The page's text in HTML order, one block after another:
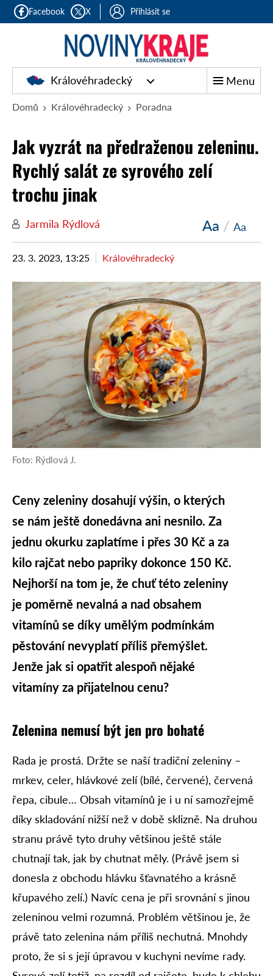
Facebook X Přihlásit se
Královéhradecký Menu
Domů Královéhradecký Poradna
Jak vyzrát na předraženou zeleninu.
Rychlý salát ze syrového zelí
trochu jinak
Jarmila Rýdlová Aa / Aa
23. 3. 2023, 13:25 Královéhradecký
Foto: Rýdlová J.
Ceny zeleniny dosahují výšin, o kterých
se nám ještě donedávna ani nesnilo. Za
jednu okurku zaplatíme i přes 30 Kč a za
kilo rajčat nebo papriky dokonce 150 Kč.
Nejhorší na tom je, že chuť této zeleniny
je poměrně nevalná a nad obsahem
vitamínů se díky umělým podmínkám
pěstování nevyplatí příliš přemýšlet.
Jenže jak si opatřit alespoň nějaké
vitamíny za přijatelnou cenu?
Zelenina nemusí být jen pro bohaté
Rada je prostá. Držte se naší tradiční zeleniny –
mrkev, celer, hlávkové zelí (bílé, červené), červená
řepa, cibule… Obsah vitamínů je i u ní samozřejmě
díky skladování nižší než v době sklizně. Na druhou
stranu právě tyto druhy většinou ještě stále
chutnají tak, jak by chutnat měly. (Právě jsem si
donesla z obchodu hlávku šťavnatého a krásně
křupavého zelí.) Navíc cena je při srovnání s jinou
zeleninou velmi rozumná. Problém většinou je, že
právě tato zelenina nám příliš nechutná. Mnohdy
proto, že si s její úpravou v kuchyni nevíme rady.